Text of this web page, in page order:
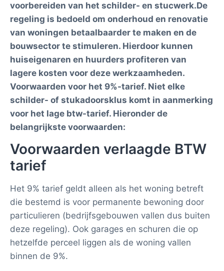
voorbereiden van het schilder- en stucwerk.De
regeling is bedoeld om onderhoud en renovatie
van woningen betaalbaarder te maken en de
bouwsector te stimuleren. Hierdoor kunnen
huiseigenaren en huurders profiteren van
lagere kosten voor deze werkzaamheden.
Voorwaarden voor het 9%-tarief. Niet elke
schilder- of stukadoorsklus komt in aanmerking
voor het lage btw-tarief. Hieronder de
belangrijkste voorwaarden:
Voorwaarden verlaagde BTW
tarief
Het 9% tarief geldt alleen als het woning betreft
die bestemd is voor permanente bewoning door
particulieren (bedrijfsgebouwen vallen dus buiten
deze regeling). Ook garages en schuren die op
hetzelfde perceel liggen als de woning vallen
binnen de 9%.